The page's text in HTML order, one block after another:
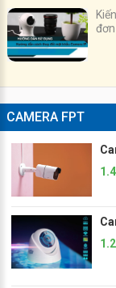
CAMERA FPT